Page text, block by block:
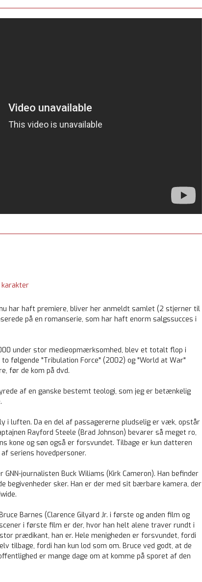
har haft premiere, bliver her anmeldt samlet (2 stjerner til
på en romanserie, som har haft enorm salgssucces i
under stor medieopmærksomhed, blev et totalt flop i
følgende "Tribulation Force" (2002) og "World at War"
før de kom på dvd.
af en ganske bestemt teologi, som jeg er betænkelig
i luften. Da en del af passagererne pludselig er væk, opstår
Rayford Steele (Brad Johnson) bevarer så meget ro,
kone og søn også er forsvundet. Tilbage er kun datteren
af seriens hovedpersoner.
journalisten Buck Wiliams (Kirk Cameron). Han befinder
begivenheder sker. Han er der med sit bærbare kamera, der
Barnes (Clarence Gilyard Jr. i første og anden film og
i første film er der, hvor han helt alene traver rundt i
prædikant, han er. Hele menigheden er forsvundet, fordi
tilbage, fordi han kun lod som om. Bruce ved godt, at de
er mange dage om at komme på sporet af den